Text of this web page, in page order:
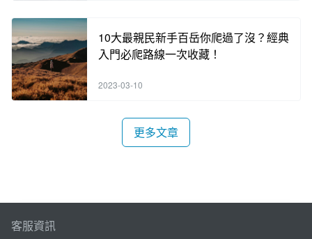
10大最親民新手百岳你爬過了沒？經典
入門必爬路線一次收藏！
2023-03-10
更多文章
客服資訊